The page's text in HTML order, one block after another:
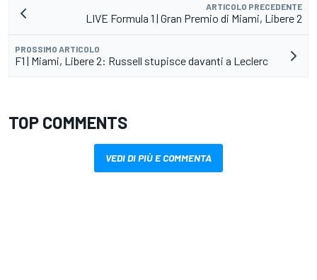
ARTICOLO PRECEDENTE
LIVE Formula 1 | Gran Premio di Miami, Libere 2
PROSSIMO ARTICOLO
F1 | Miami, Libere 2: Russell stupisce davanti a Leclerc
TOP COMMENTS
VEDI DI PIÙ E COMMENTA